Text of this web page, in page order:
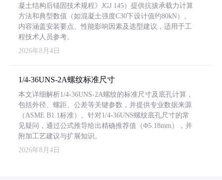
凝土结构后锚固技术规程》JGJ 145）提供抗拔承载力计算
方法和典型数值（如混凝土强度C30下设计值约80kN）。
内容涵盖安装要点、性能影响因素及选型建议，适用于工
程技术人员参考。
2026年8月4日
1/4-36UNS-2A螺纹标准尺寸
本文详细解析1/4-36UNS-2A螺纹的标准尺寸及底孔计算，
包括外径、螺距、公差等关键参数，并提供专业数据来源
（ASME B1.1标准）。针对1/4-36UNS螺纹底孔尺寸的常
见疑问，通过公式推导给出精确推荐值（Φ5.18mm），并
附加工艺建议与扩展知识。
2026年8月4日